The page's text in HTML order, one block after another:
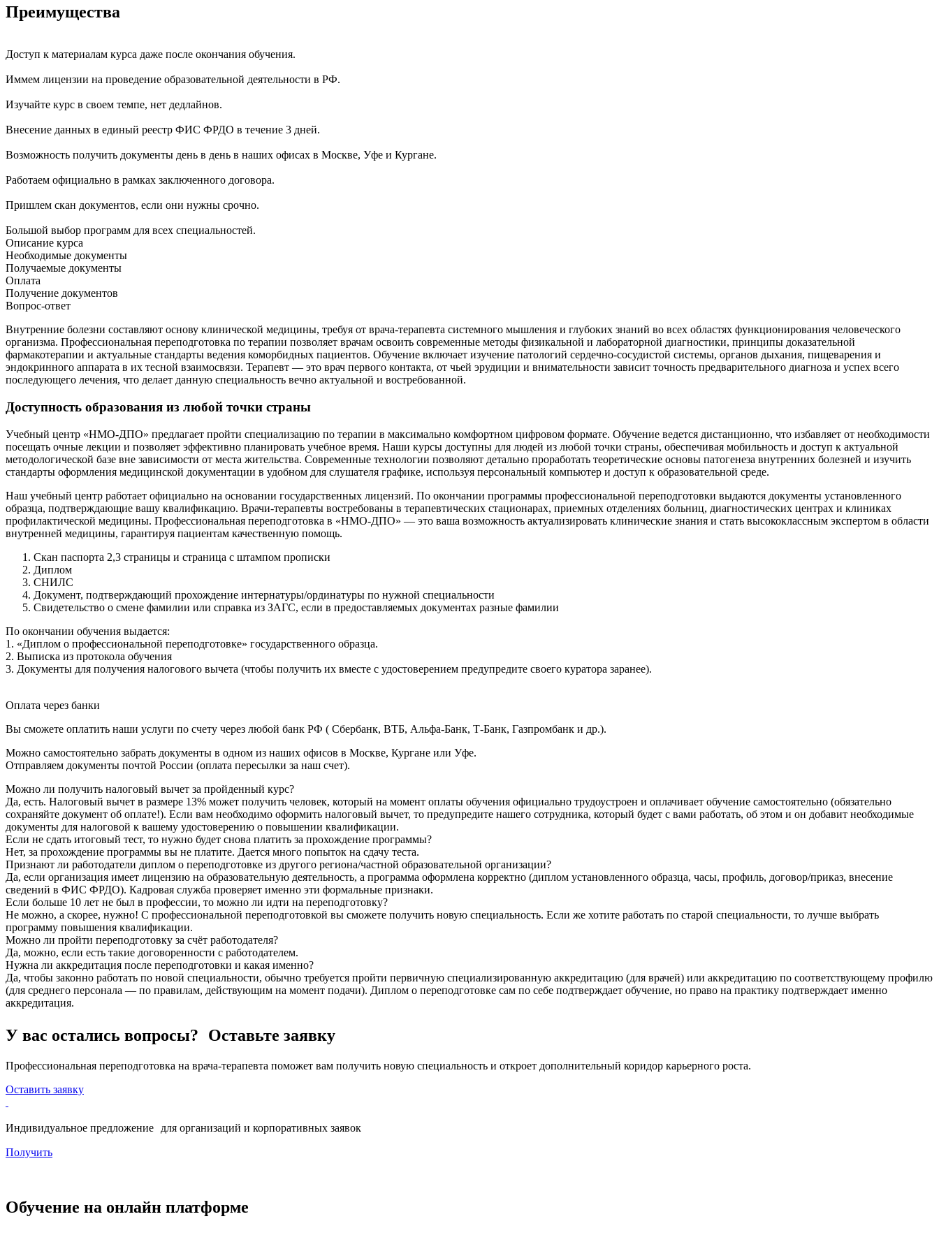
Преимущества
Доступ к материалам курса даже после окончания обучения.
Иммем лицензии на проведение образовательной деятельности в РФ.
Изучайте курс в своем темпе, нет дедлайнов.
Внесение данных в единый реестр ФИС ФРДО в течение 3 дней.
Возможность получить документы день в день в наших офисах в Москве, Уфе и Кургане.
Работаем официально в рамках заключенного договора.
Пришлем скан документов, если они нужны срочно.
Большой выбор программ для всех специальностей.
Описание курса
Необходимые документы
Получаемые документы
Оплата
Получение документов
Вопрос-ответ
Внутренние болезни составляют основу клинической медицины, требуя от врача-терапевта системного мышления и глубоких знаний во всех областях функционирования человеческого
организма. Профессиональная переподготовка по терапии позволяет врачам освоить современные методы физикальной и лабораторной диагностики, принципы доказательной
фармакотерапии и актуальные стандарты ведения коморбидных пациентов. Обучение включает изучение патологий сердечно-сосудистой системы, органов дыхания, пищеварения и
эндокринного аппарата в их тесной взаимосвязи. Терапевт — это врач первого контакта, от чьей эрудиции и внимательности зависит точность предварительного диагноза и успех всего
последующего лечения, что делает данную специальность вечно актуальной и востребованной.
Доступность образования из любой точки страны
Учебный центр «НМО-ДПО» предлагает пройти специализацию по терапии в максимально комфортном цифровом формате. Обучение ведется дистанционно, что избавляет от необходимости
посещать очные лекции и позволяет эффективно планировать учебное время. Наши курсы доступны для людей из любой точки страны, обеспечивая мобильность и доступ к актуальной
методологической базе вне зависимости от места жительства. Современные технологии позволяют детально проработать теоретические основы патогенеза внутренних болезней и изучить
стандарты оформления медицинской документации в удобном для слушателя графике, используя персональный компьютер и доступ к образовательной среде.
Наш учебный центр работает официально на основании государственных лицензий. По окончании программы профессиональной переподготовки выдаются документы установленного
образца, подтверждающие вашу квалификацию. Врачи-терапевты востребованы в терапевтических стационарах, приемных отделениях больниц, диагностических центрах и клиниках
профилактической медицины. Профессиональная переподготовка в «НМО-ДПО» — это ваша возможность актуализировать клинические знания и стать высококлассным экспертом в области
внутренней медицины, гарантируя пациентам качественную помощь.
Скан паспорта 2,3 страницы и страница с штампом прописки
Диплом
СНИЛС
Документ, подтверждающий прохождение интернатуры/ординатуры по нужной специальности
Свидетельство о смене фамилии или справка из ЗАГС, если в предоставляемых документах разные фамилии
По окончании обучения выдается:
1. «Диплом о профессиональной переподготовке» государственного образца.
2. Выписка из протокола обучения
3. Документы для получения налогового вычета (чтобы получить их вместе с удостоверением предупредите своего куратора заранее).
Оплата через банки
Вы сможете оплатить наши услуги по счету через любой банк РФ ( Сбербанк, ВТБ, Альфа-Банк, Т-Банк, Газпромбанк и др.).
Можно самостоятельно забрать документы в одном из наших офисов в Москве, Кургане или Уфе.
Отправляем документы почтой России (оплата пересылки за наш счет).
Можно ли получить налоговый вычет за пройденный курс?
Да, есть. Налоговый вычет в размере 13% может получить человек, который на момент оплаты обучения официально трудоустроен и оплачивает обучение самостоятельно (обязательно
сохраняйте документ об оплате!). Если вам необходимо оформить налоговый вычет, то предупредите нашего сотрудника, который будет с вами работать, об этом и он добавит необходимые
документы для налоговой к вашему удостоверению о повышении квалификации.
Если не сдать итоговый тест, то нужно будет снова платить за прохождение программы?
Нет, за прохождение программы вы не платите. Дается много попыток на сдачу теста.
Признают ли работодатели диплом о переподготовке из другого региона/частной образовательной организации?
Да, если организация имеет лицензию на образовательную деятельность, а программа оформлена корректно (диплом установленного образца, часы, профиль, договор/приказ, внесение
сведений в ФИС ФРДО). Кадровая служба проверяет именно эти формальные признаки.
Если больше 10 лет не был в профессии, то можно ли идти на переподготовку?
Не можно, а скорее, нужно! С профессиональной переподготовкой вы сможете получить новую специальность. Если же хотите работать по старой специальности, то лучше выбрать
программу повышения квалификации.
Можно ли пройти переподготовку за счёт работодателя?
Да, можно, если есть такие договоренности с работодателем.
Нужна ли аккредитация после переподготовки и какая именно?
Да, чтобы законно работать по новой специальности, обычно требуется пройти первичную специализированную аккредитацию (для врачей) или аккредитацию по соответствующему профилю
(для среднего персонала — по правилам, действующим на момент подачи). Диплом о переподготовке сам по себе подтверждает обучение, но право на практику подтверждает именно
аккредитация.
У вас остались вопросы? Оставьте заявку
Профессиональная переподготовка на врача-терапевта поможет вам получить новую специальность и откроет дополнительный коридор карьерного роста.
Оставить заявку
Индивидуальное предложение для организаций и корпоративных заявок
Получить
Обучение на онлайн платформе